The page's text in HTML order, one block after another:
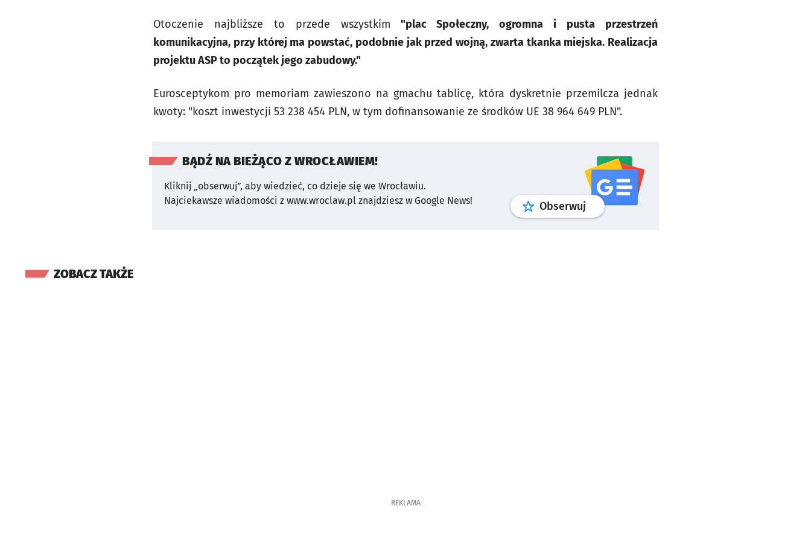
Otoczenie najbliższe to przede wszystkim "plac Społeczny, ogromna i pusta przestrzeń
komunikacyjna, przy której ma powstać, podobnie jak przed wojną, zwarta tkanka miejska. Realizacja
projektu ASP to początek jego zabudowy."
Eurosceptykom pro memoriam zawieszono na gmachu tablicę, która dyskretnie przemilcza jednak
kwoty: "koszt inwestycji 53 238 454 PLN, w tym dofinansowanie ze środków UE 38 964 649 PLN".
BĄDŹ NA BIEŻĄCO Z WROCŁAWIEM!
Kliknij „obserwuj”, aby wiedzieć, co dzieje się we Wrocławiu.
Najciekawsze wiadomości z www.wroclaw.pl znajdziesz w Google News!
Obserwuj profilgoogle news
ZOBACZ TAKŻE
REKLAMA